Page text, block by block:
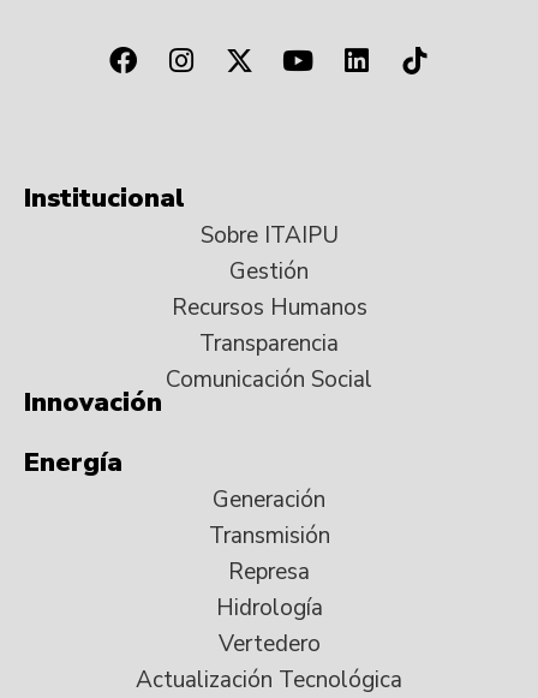
Institucional
Sobre ITAIPU
Gestión
Recursos Humanos
Transparencia
Comunicación Social
Innovación
Energía
Generación
Transmisión
Represa
Hidrología
Vertedero
Actualización Tecnológica